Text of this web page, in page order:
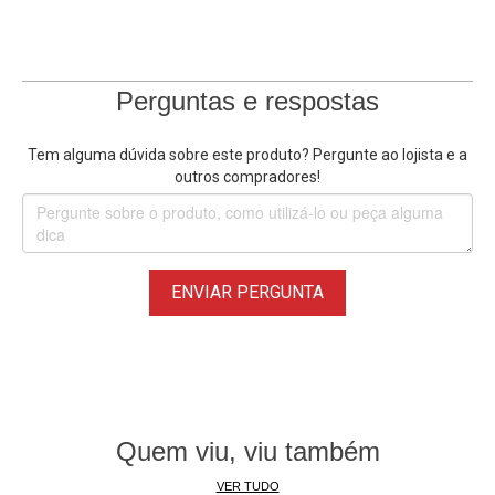
Perguntas e respostas
Tem alguma dúvida sobre este produto? Pergunte ao lojista e a
outros compradores!
ENVIAR PERGUNTA
Quem viu, viu também
VER TUDO